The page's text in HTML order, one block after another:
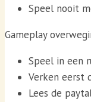
Speel nooit
Gameplay
Speel in een
Verken eerst
Lees de